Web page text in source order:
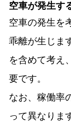
空車が発生す
空車の発生を
乖離が生じま
を含めて考え
要です。
なお、稼働率
って異なりま